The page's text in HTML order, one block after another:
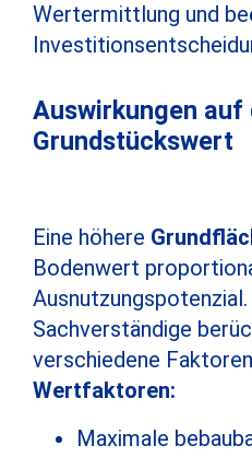
Wertermittlung und
Auswirkungen auf
Grundstückswert
Eine höhere
Bodenwert
Sachverständige
verschiedene
Wertfaktoren:
Maximale